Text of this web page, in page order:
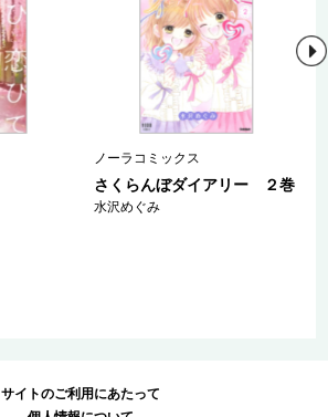
ノーラコミックス
さくらんぼダイアリー ２巻
水沢めぐみ
サイトのご利用にあたって